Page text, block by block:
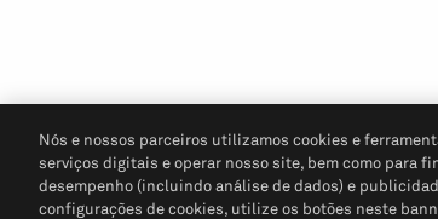
Nós e nossos parceiros utilizamos cookies e
serviços digitais e operar nosso site, bem como para
desempenho (incluindo análise de dados) e
configurações de cookies, utilize os botões neste